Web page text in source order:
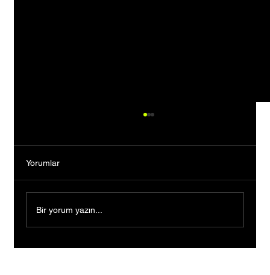
Yorumlar
Bir yorum yazın...